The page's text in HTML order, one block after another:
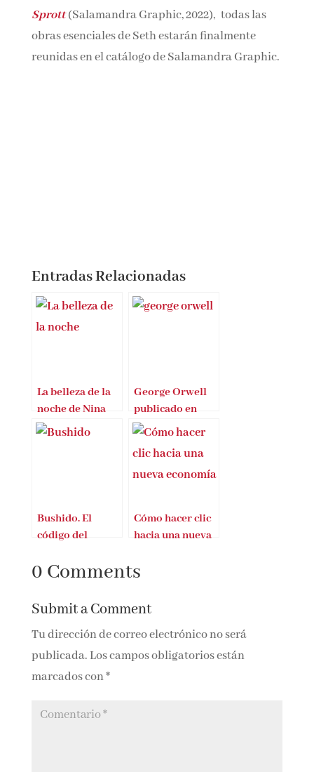
Clyde(Salamandra Graphic, 2019) y George
Sprott(Salamandra Graphic, 2022),todas las
obras esenciales de Seth estarán finalmente
Entradas Relacionadas
La belleza de la
George Orwell
publicado en
código del
hacia una nueva
0 Comments
Submit a Comment
Tu dirección de correo electrónico no será
marcados con